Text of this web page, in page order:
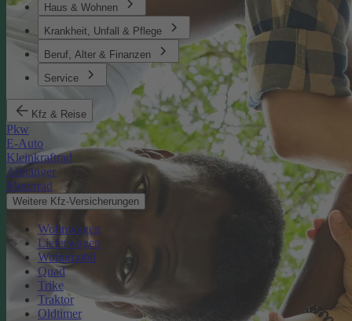
Haus & Wohnen
Krankheit, Unfall & Pflege
Beruf, Alter & Finanzen
Service
Kfz & Reise
Pkw
E-Auto
Kleinkraftrad
Anhänger
Motorrad
Weitere Kfz-Versicherungen
Wohnwagen
Lieferwagen
Wohnmobil
Quad
Trike
Traktor
Oldtimer